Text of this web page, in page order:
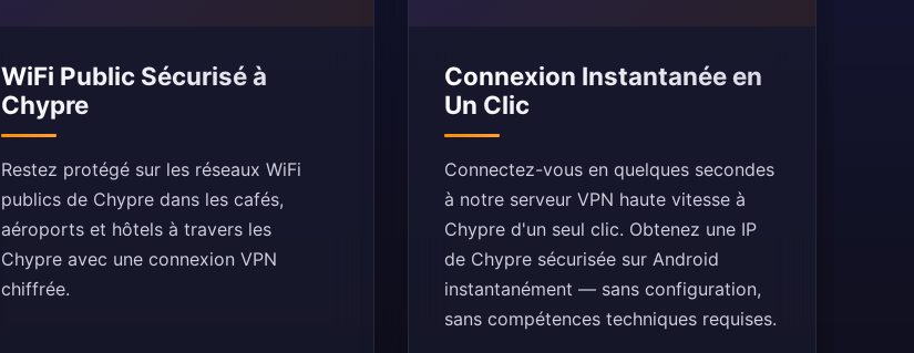
WiFi Public Sécurisé à
Chypre
Restez protégé sur les réseaux WiFi
publics de Chypre dans les cafés,
aéroports et hôtels à travers les
Chypre avec une connexion VPN
chiffrée.
Connexion Instantanée en
Un Clic
Connectez-vous en quelques secondes
à notre serveur VPN haute vitesse à
Chypre d'un seul clic. Obtenez une IP
de Chypre sécurisée sur Android
instantanément — sans configuration,
sans compétences techniques requises.